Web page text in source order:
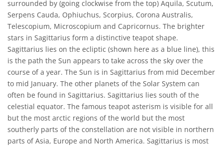
surrounded by (going clockwise from the top) Aquila, Scutum,
Serpens Cauda, Ophiuchus, Scorpius, Corona Australis,
Telescopium, Microscopium and Capricornus. The brighter
stars in Sagittarius form a distinctive teapot shape.
Sagittarius lies on the ecliptic (shown here as a blue line), this
is the path the Sun appears to take across the sky over the
course of a year. The Sun is in Sagittarius from mid December
to mid January. The other planets of the Solar System can
often be found in Sagittarius. Sagittarius lies south of the
celestial equator. The famous teapot asterism is visible for all
but the most arctic regions of the world but the most
southerly parts of the constellation are not visible in northern
parts of Asia, Europe and North America. Sagittarius is most